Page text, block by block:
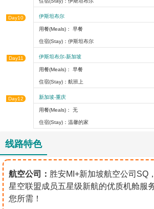
Day10 伊斯坦布尔
用餐(Meals)： 早餐
住宿(Stay)：伊斯坦布尔
Day11 伊斯坦布尔-新加坡
用餐(Meals)： 早餐
住宿(Stay)：航班上
Day12 新加坡-重庆
用餐(Meals)： 无
住宿(Stay)：温馨的家
线路特色
航空公司： 胜安MI+新加坡航空公司SQ
星空联盟成员五星级新航的优质机舱服
您所需！